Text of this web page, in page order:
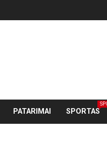
PATARIMAI SPORTAS